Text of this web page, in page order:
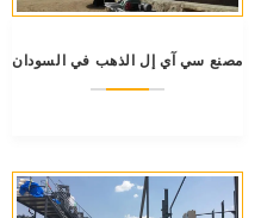
مصنع سي آي إل الذهب في السودان